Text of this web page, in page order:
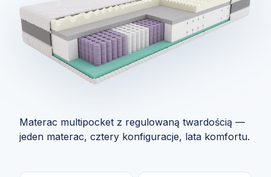
Materac multipocket z regulowaną twardością —
jeden materac, cztery konfiguracje, lata komfortu.